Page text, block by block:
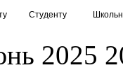
Студенту
2025